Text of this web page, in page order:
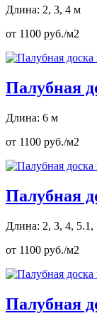
Длина: 2, 3, 4 м
от 1100 руб./м2
Палубная
Длина: 6 м
от 1100 руб./м2
Палубная
Длина: 2, 3, 4, 5.1,
от 1100 руб./м2
Палубная